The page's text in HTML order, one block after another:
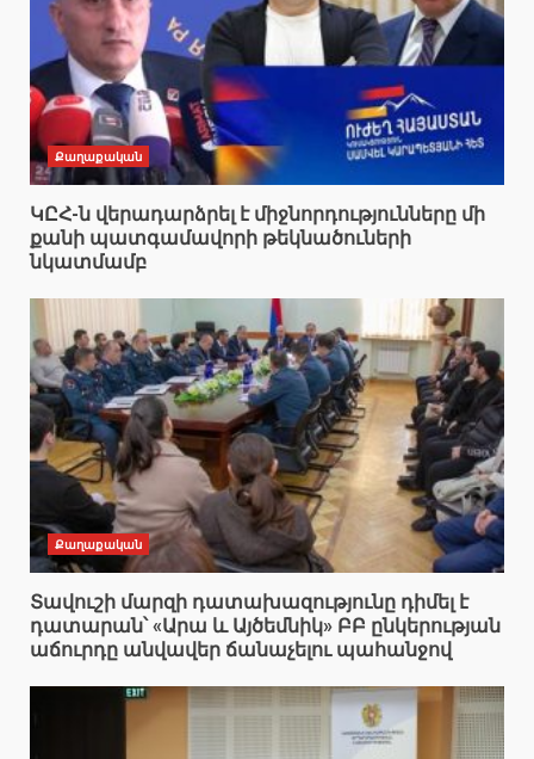
Քաղաքական
ԿԸՀ-ն վերադարձրել է միջնորդությունները մի
քանի պատգամավորի թեկնածուների
նկատմամբ
Քաղաքական
Տավուշի մարզի դատախազությունը դիմել է
դատարան՝ «Արա և Այծեմնիկ» ԲԲ ընկերության
աճուրդը անվավեր ճանաչելու պահանջով